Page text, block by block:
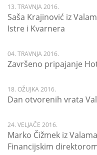
13. TRAVNJA 2016.
Saša Krajinović iz
Istre i Kvarnera
04. TRAVNJA 2016.
Završeno pripajanje
18. OŽUJKA 2016.
Dan otvorenih vrata
24. VELJAČE 2016.
Marko Čižmek iz
Financijskim